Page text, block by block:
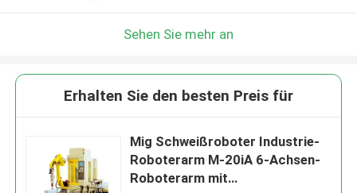
Sehen Sie mehr an
Erhalten Sie den besten Preis für
Mig Schweißroboter Industrie-
Roboterarm M-20iA 6-Achsen-
Roboterarm mit